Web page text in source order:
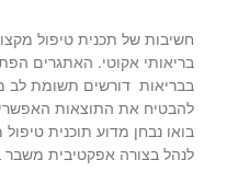
חשיבות של תכנית טיפול
בריאותי אקוטי. האתגרים
בבריאות דורשים תשומת לב
להבטיח את התוצאות
בואו נבחן מדוע תוכנית
לנהל בצורה אפקטיבית משבר